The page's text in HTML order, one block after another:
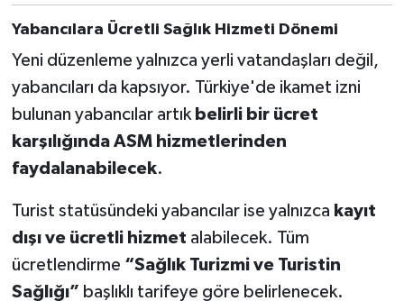
Yabancılara Ücretli Sağlık Hizmeti Dönemi
Yeni düzenleme yalnızca yerli vatandaşları değil,
yabancıları da kapsıyor. Türkiye'de ikamet izni
bulunan yabancılar artık belirli bir ücret
karşılığında ASM hizmetlerinden
faydalanabilecek.
Turist statüsündeki yabancılar ise yalnızca kayıt
dışı ve ücretli hizmet alabilecek. Tüm
ücretlendirme “Sağlık Turizmi ve Turistin
Sağlığı” başlıklı tarifeye göre belirlenecek.